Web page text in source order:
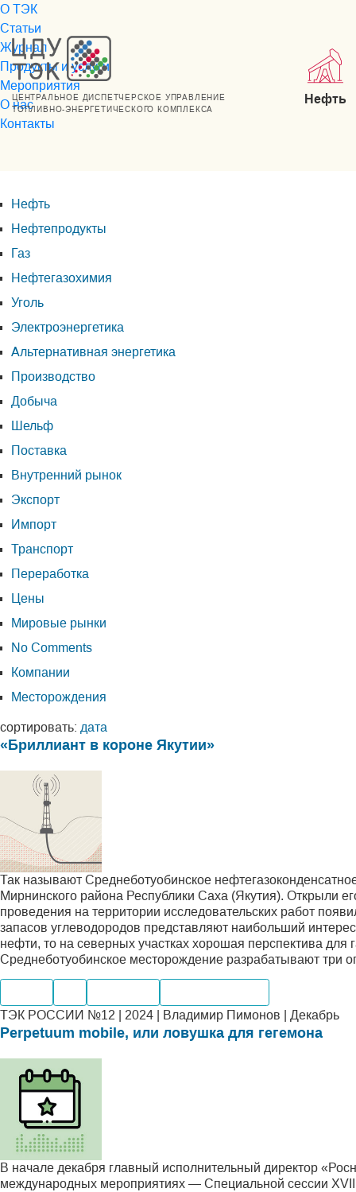
ЦЕНТРАЛЬНОЕ ДИСПЕТЧЕРСКОЕ УПРАВЛЕНИЕ
ТОПЛИВНО-ЭНЕРГЕТИЧЕСКОГО КОМПЛЕКСА
Нефть
О ТЭК
Статьи
Журнал
Продукты и услуги
Мероприятия
О нас
Контакты
Нефть
Нефтепродукты
Газ
Нефтегазохимия
Уголь
Электроэнергетика
Альтернативная энергетика
Производство
Добыча
Шельф
Поставка
Внутренний рынок
Экспорт
Импорт
Транспорт
Переработка
Цены
Мировые рынки
No Comments
Компании
Месторождения
сортировать: дата
«Бриллиант в короне Якутии»
Так называют Среднеботуобинское
Мирнинского района Республики Саха (Якутия). Открыли
проведения на территории исследовательских работ
запасов углеводородов представляют наибольший
нефти, то на северных участках хорошая перспектива для
Среднеботуобинское месторождение разрабатывают
ТЭК РОССИИ №12 | 2024 | Владимир Пимонов | Декабрь
Perpetuum mobile, или ловушка для гегемона
В начале декабря главный исполнительный директор
международных мероприятиях — Специальной сессии